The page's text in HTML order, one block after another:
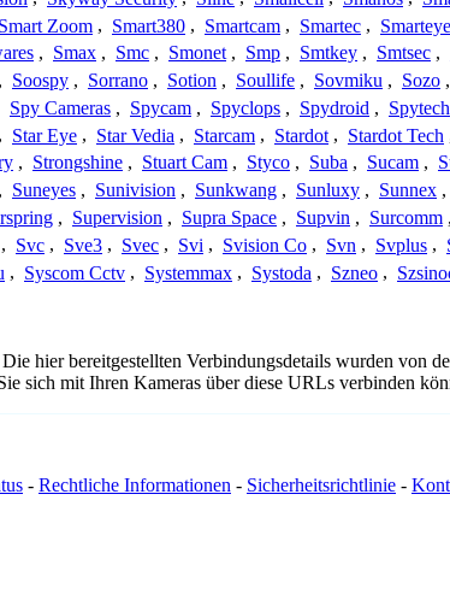
Smart Zoom , Smart380 , Smartcam , Smartec , Smarteye
, Smax , Smc , Smonet , Smp , Smtkey , Smtsec ,
, Soospy , Sorrano , Sotion , Soullife , Sovmiku , Sozo ,
Spy Cameras , Spycam , Spyclops , Spydroid , Spytech
, Star Eye , Star Vedia , Starcam , Stardot , Stardot Tech
, Strongshine , Stuart Cam , Styco , Suba , Sucam ,
, Suneyes , Sunivision , Sunkwang , Sunluxy , Sunnex ,
, Supervision , Supra Space , Supvin , Surcomm ,
, Svc , Sve3 , Svec , Svi , Svision Co , Svn , Svplus ,
, Syscom Cctv , Systemmax , Systoda , Szneo ,
hier bereitgestellten Verbindungsdetails wurden von
sich mit Ihren Kameras über diese URLs verbinden
- Rechtliche Informationen - Sicherheitsrichtlinie -